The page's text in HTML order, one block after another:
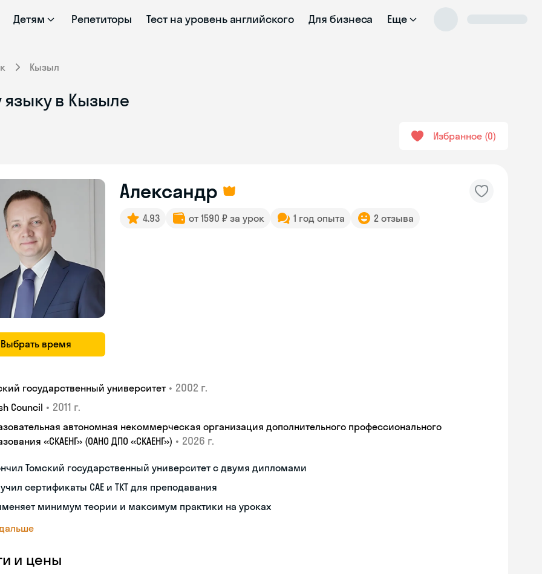
Детям Репетиторы Тест на уровень английского Для бизнеса Еще
Кызыл
в Кызыле
Избранное 0
Выбрать время
Александр
4.93 от 1590 ₽ за урок 1 год опыта 2 отзыва
государственный университет • 2002 г.
Council • 2011 г.
автономная некоммерческая организация дополнительного профессионального
«СКАЕНГ» (ОАНО ДПО «СКАЕНГ») • 2026 г.
Томский государственный университет с двумя дипломами
сертификаты CAE и TKT для преподавания
минимум теории и максимум практики на уроках
и цены